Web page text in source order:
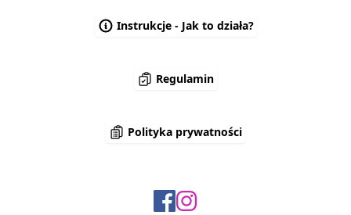
Instrukcje - Jak to działa?
Regulamin
Polityka prywatności